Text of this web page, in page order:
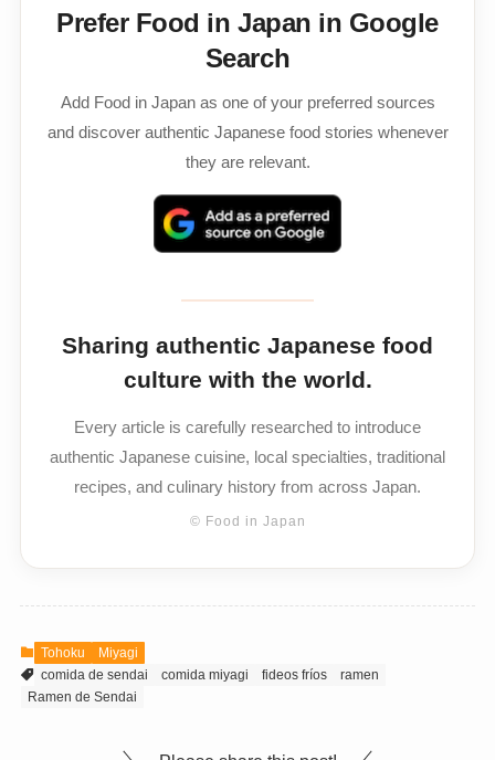
Prefer Food in Japan in Google
Search
Add Food in Japan as one of your preferred sources
and discover authentic Japanese food stories whenever
they are relevant.
Sharing authentic Japanese food
culture with the world.
Every article is carefully researched to introduce
authentic Japanese cuisine, local specialties, traditional
recipes, and culinary history from across Japan.
© Food in Japan
Tohoku
Miyagi
comida de sendai
comida miyagi fideos fríos
ramen
Ramen de Sendai